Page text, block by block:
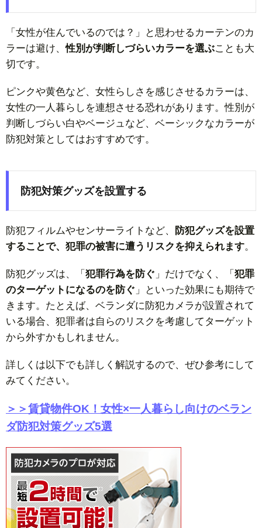
「女性が住んでいるのでは？」と思わせるカーテンのカ
ラーは避け、性別が判断しづらいカラーを選ぶことも大
切です。
ピンクや黄色など、女性らしさを感じさせるカラーは、
女性の一人暮らしを連想させる恐れがあります。性別が
判断しづらい白やベージュなど、ベーシックなカラーが
防犯対策としてはおすすめです。
防犯対策グッズを設置する
防犯フィルムやセンサーライトなど、
防犯グッズを設置
することで、犯罪の被害に遭うリスクを抑えられます。
防犯グッズは、「 犯罪行為を防ぐ 」だけでなく、「 犯罪
のターゲットになるのを防ぐ 」といった効果にも期待で
きます。たとえば、ベランダに防犯カメラが設置されて
いる場合、犯罪者は自らのリスクを考慮してターゲット
から外すかもしれません。
詳しくは以下でも詳しく解説するので、ぜひ参考にして
みてください。
＞＞賃貸物件OK！女性×一人暮らし向けのベラン
ダ防犯対策グッズ5選